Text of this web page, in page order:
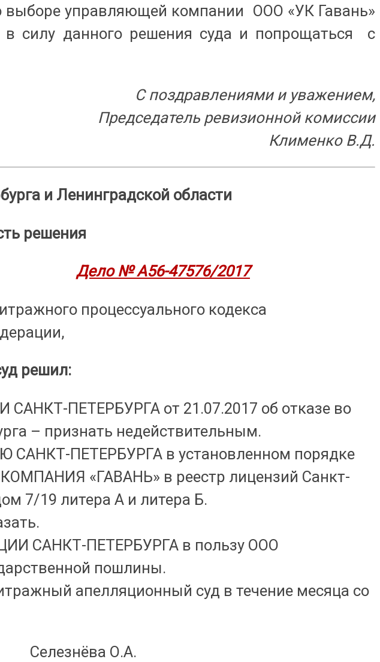
выборе управляющей компании ООО «УК Гавань»
в силу данного решения суда и попрощаться с
С поздравлениями и уважением,
Председатель ревизионной комиссии
Клименко В.Д.
и Ленинградской области
решения
Дело № А56-47576/2017
процессуального кодекса
решил:
ПЕТЕРБУРГА от 21.07.2017 об отказе во
– признать недействительным.
ПЕТЕРБУРГА в установленном порядке
«ГАВАНЬ» в реестр лицензий Санкт-
7/19 литера А и литера Б.
САНКТ-ПЕТЕРБУРГА в пользу ООО
пошлины.
апелляционный суд в течение месяца со
О.А.